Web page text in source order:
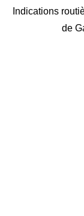
Indications
de